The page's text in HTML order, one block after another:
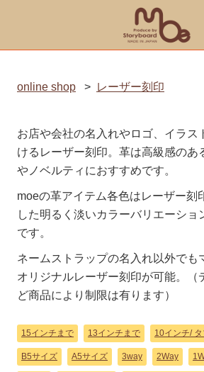
online shop > レーザー刻印
お店や会社の名入れやロゴ、イラス
けるレーザー刻印。革は高級感のあ
やノベルティにおすすめです。
moeの革アイテム各色はレーザー刻
した明るく淡いカラーバリエーショ
です。
ネームストラップの名入れ以外でも
オリジナルレーザー刻印が可能。（
ど商品により制限は有ります）
15インチまで 13インチまで 10インチ/ タ
B5サイズ A5サイズ 3way 2Way